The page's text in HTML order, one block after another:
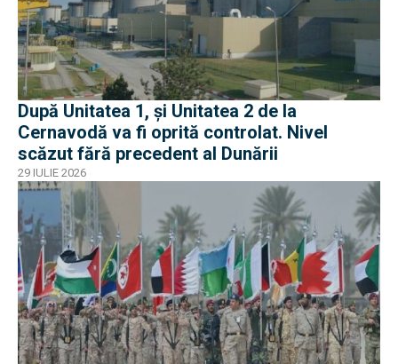
După Unitatea 1, și Unitatea 2 de la
Cernavodă va fi oprită controlat. Nivel
scăzut fără precedent al Dunării
29 IULIE 2026